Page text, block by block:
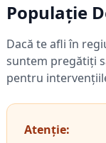
Populație
Dacă te afli în
suntem pregătiți
pentru
Atenție: